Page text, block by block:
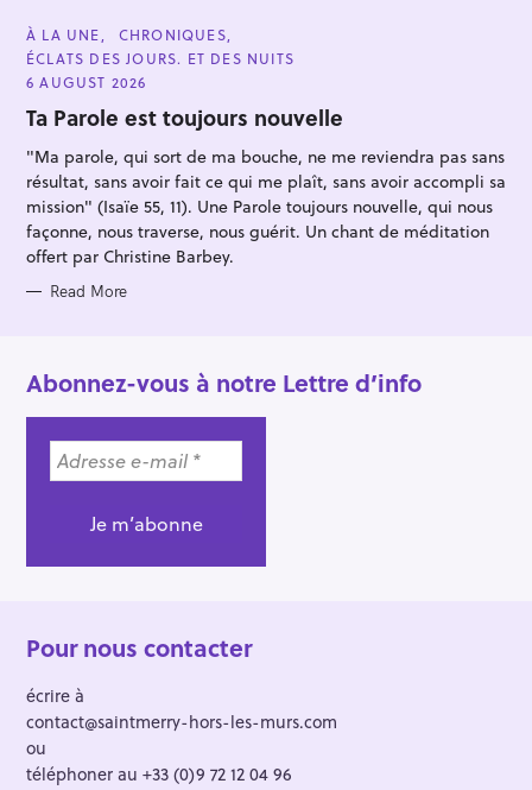
C
A
T
E
O
R
E
À LA UNE
CHRONIQUES
ÉCLATS DES JOURS. ET DES NUITS
6 AUGUST 2026
Ta Parole est toujours nouvelle
"Ma parole, qui sort de ma bouche, ne me reviendra pas sans
résultat, sans avoir fait ce qui me plaît, sans avoir accompli sa
mission" (Isaïe 55, 11). Une Parole toujours nouvelle, qui nous
façonne, nous traverse, nous guérit. Un chant de méditation
offert par Christine Barbey.
Read More
Abonnez-vous à notre Lettre d’info
Pour nous contacter
écrire à
contact@saintmerry-hors-les-murs.com
ou
téléphoner au +33 (0)9 72 12 04 96
f
o